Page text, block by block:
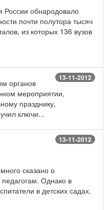
России обнародовало
почти полутора тысяч
из которых 136 вузов
13-11-2012
органов
мероприятии,
празднику,
ключи...
13-11-2012
сказано о
Однако в
в детских садах.